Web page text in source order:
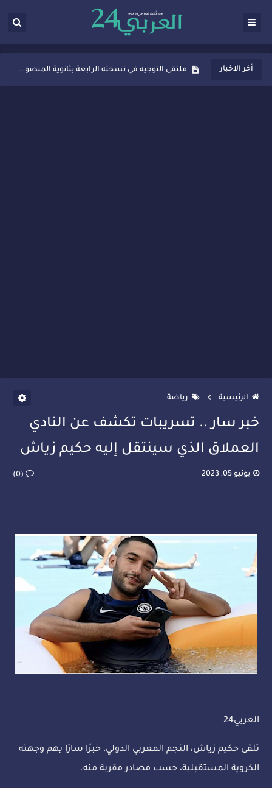
أخر الاخبار
ثانوية المنصور الذهبي بسيدي قاسم تُعزّز ثقافة التوجيه المدرسي بمبادرة نوعية تجمع بين التفاعل والتكريم
ملتقى التوجيه في نسخته الرابعة بثانوية المنصور الذهبي بسيدي قاسم
الرئيسية رياضة
خبر سار .. تسريبات تكشف عن النادي
العملاق الذي سينتقل إليه حكيم زياش
يونيو 05, 2023 (0)
العربي24
تلقى حكيم زياش، النجم المغربي الدولي، خبرًا سارًا يهم وجهته
الكروية المستقبلية، حسب مصادر مقربة منه.